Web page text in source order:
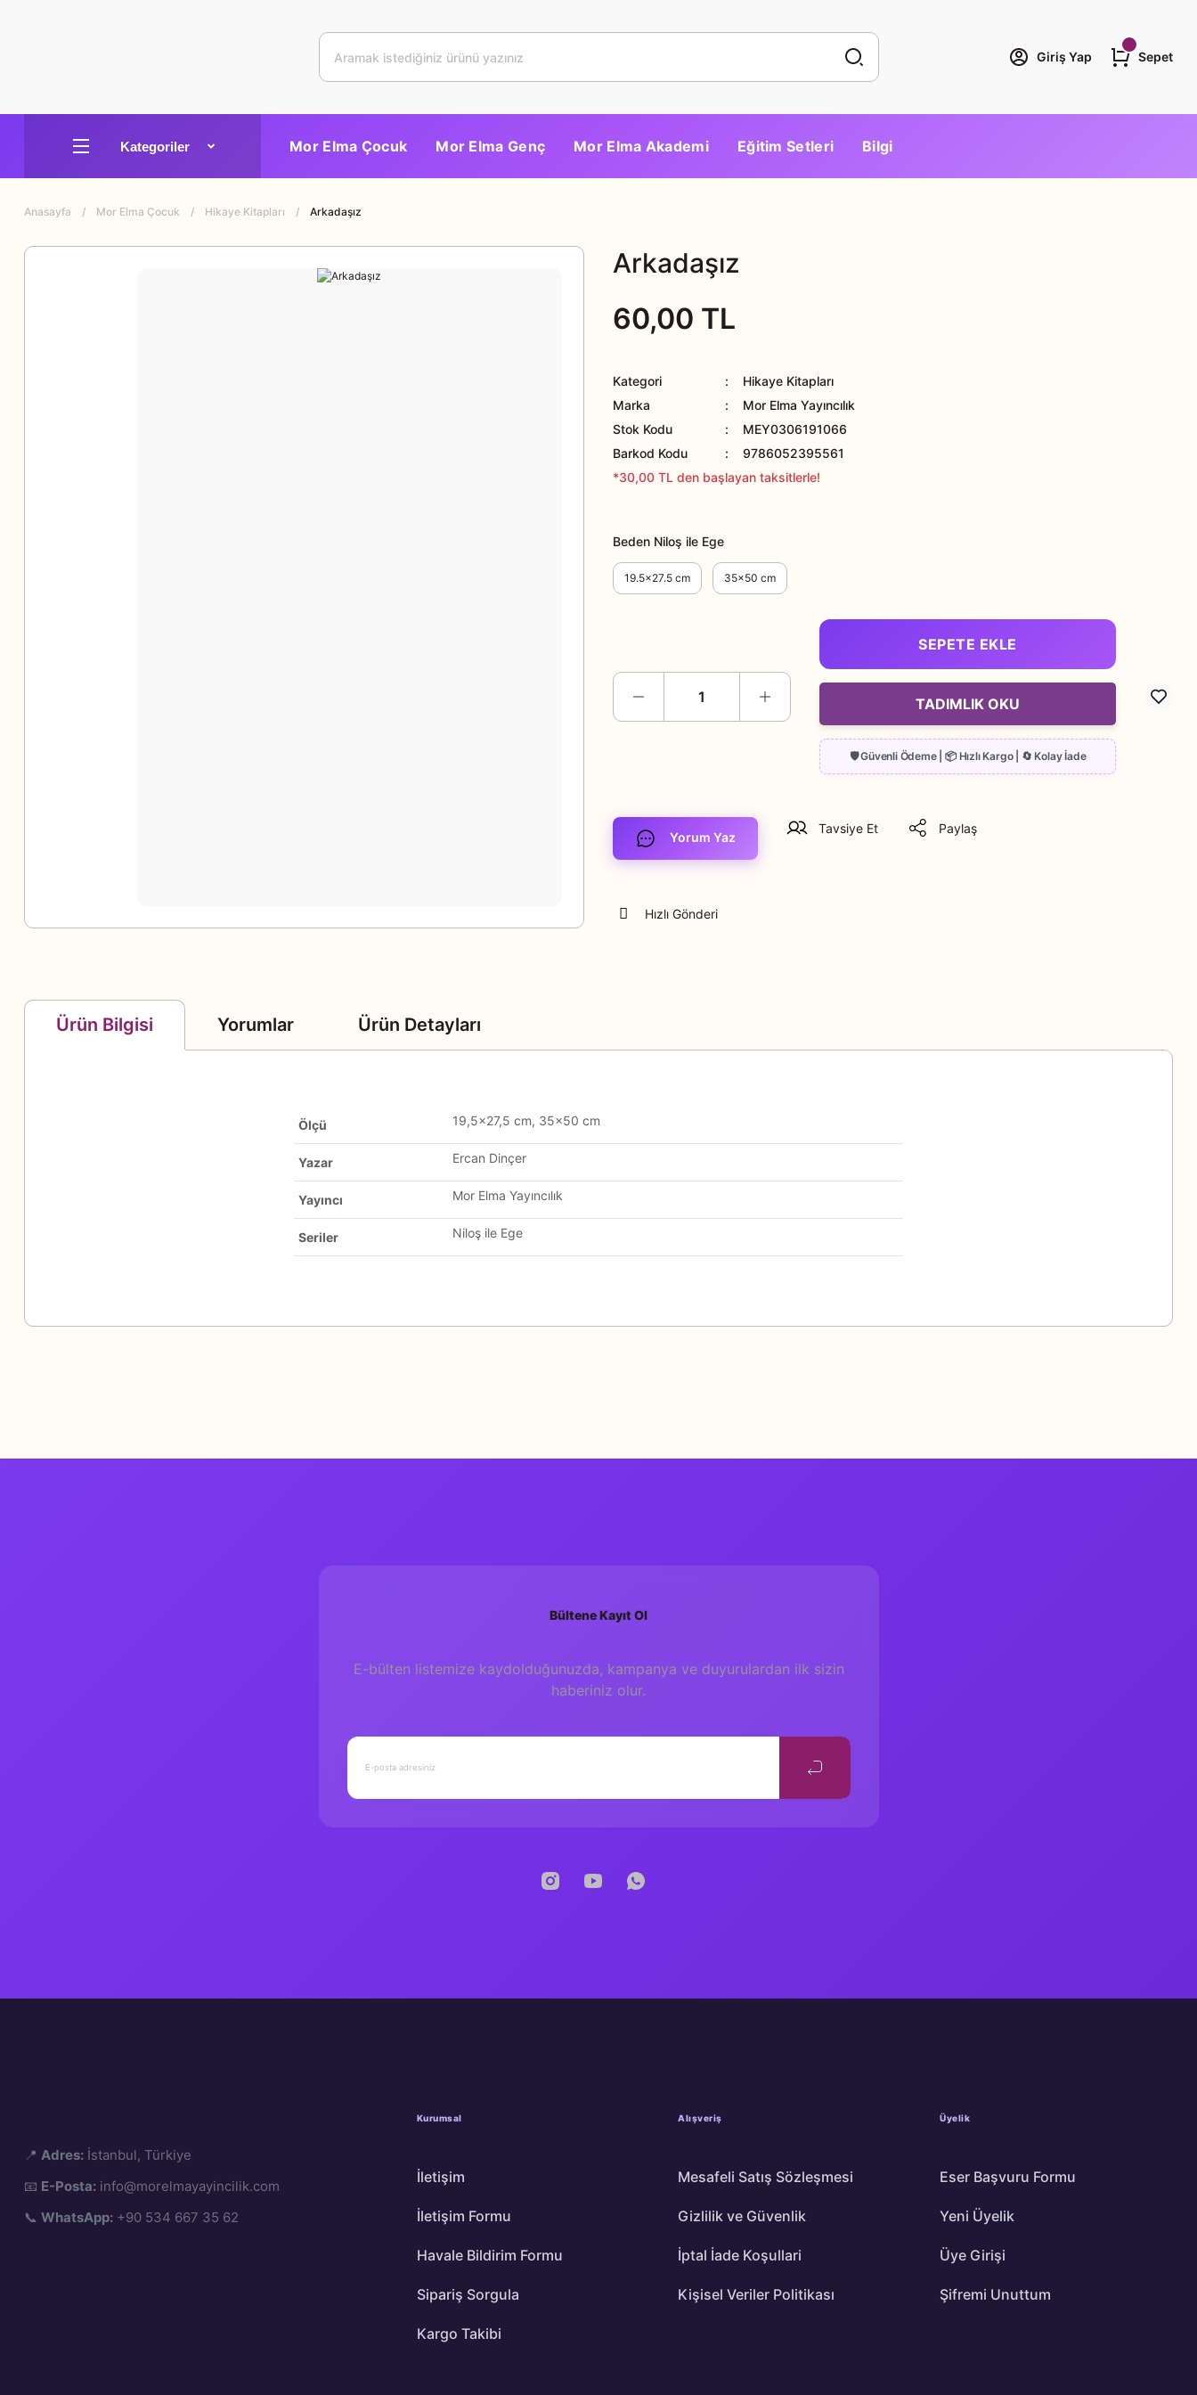
Giriş Yap Sepet
Mor Elma Çocuk Mor Elma Genç Mor Elma Akademi Eğitim Setleri Bilgi
Anasayfa Mor Elma Çocuk Hikaye Kitapları Arkadaşız
Arkadaşız
60,00 TL
Kategori
Hikaye Kitapları
Marka
Mor Elma Yayıncılık
Stok Kodu
MEY0306191066
Barkod Kodu
9786052395561
*30,00 TL den başlayan taksitlerle!
Beden Niloş ile Ege
19.5x27.5 cm 35x50 cm
SEPETE EKLE
TADIMLIK OKU
Yorum Yaz
Tavsiye Et Paylaş
Hızlı Gönderi
Ürün Bilgisi Yorumlar Ürün Detayları
Ölçü 19,5×27,5 cm, 35×50 cm
Yazar Ercan Dinçer
Yayıncı Mor Elma Yayıncılık
Seriler Niloş ile Ege
Bültene Kayıt Ol
E-bülten listemize kaydolduğunuzda, kampanya ve duyurulardan ilk sizin
haberiniz olur.
📍 Adres: İstanbul, Türkiye
📧 E-Posta: info@morelmayayincilik.com
📞 WhatsApp: +90 534 667 35 62
Kurumsal
İletişim
İletişim Formu
Havale Bildirim Formu
Sipariş Sorgula
Kargo Takibi
Alışveriş
Mesafeli Satış Sözleşmesi
Gizlilik ve Güvenlik
İptal İade Koşullari
Kişisel Veriler Politikası
Üyelik
Eser Başvuru Formu
Yeni Üyelik
Üye Girişi
Şifremi Unuttum